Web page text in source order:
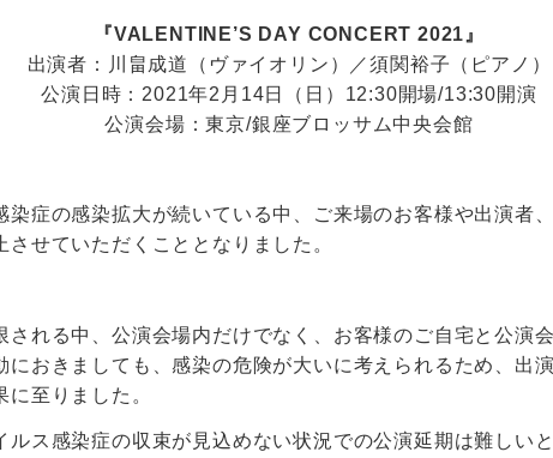
『VALENTINE’S DAY CONCERT 2021』
出演者：川畠成道（ヴァイオリン）／須関裕子（ピアノ）
公演日時：2021年2月14日（日）12:30開場/13:30開演
公演会場：東京/銀座ブロッサム中央会館
染症の感染拡大が続いている中、ご来場のお客様や出演者
せていただくこととなりました。
される中、公演会場内だけでなく、お客様のご自宅と公演
におきましても、感染の危険が大いに考えられるため、出
至りました。
ルス感染症の収束が見込めない状況での公演延期は難しい